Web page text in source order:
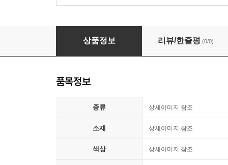
라이트파스텔 프리미엄 여행용파우치 6종세트
상품정보 리뷰/한줄평 (0/0)
품목정보
종류 상세이미지 참조
소재 상세이미지 참조
색상 상세이미지 참조